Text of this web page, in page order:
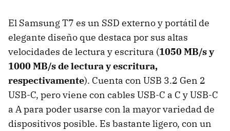
El Samsung T7 es un SSD externo y portátil de
elegante diseño que destaca por sus altas
velocidades de lectura y escritura (1050 MB/s y
1000 MB/s de lectura y escritura,
respectivamente). Cuenta con USB 3.2 Gen 2
USB-C, pero viene con cables USB-C a C y USB-C
a A para poder usarse con la mayor variedad de
dispositivos posible. Es bastante ligero, con un